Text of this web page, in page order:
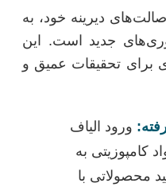
دیرینه خود، به
جدید است. این
برای تحقیقات عمیق و
ورود الیاف
کامپوزیتی به
محصولاتی با